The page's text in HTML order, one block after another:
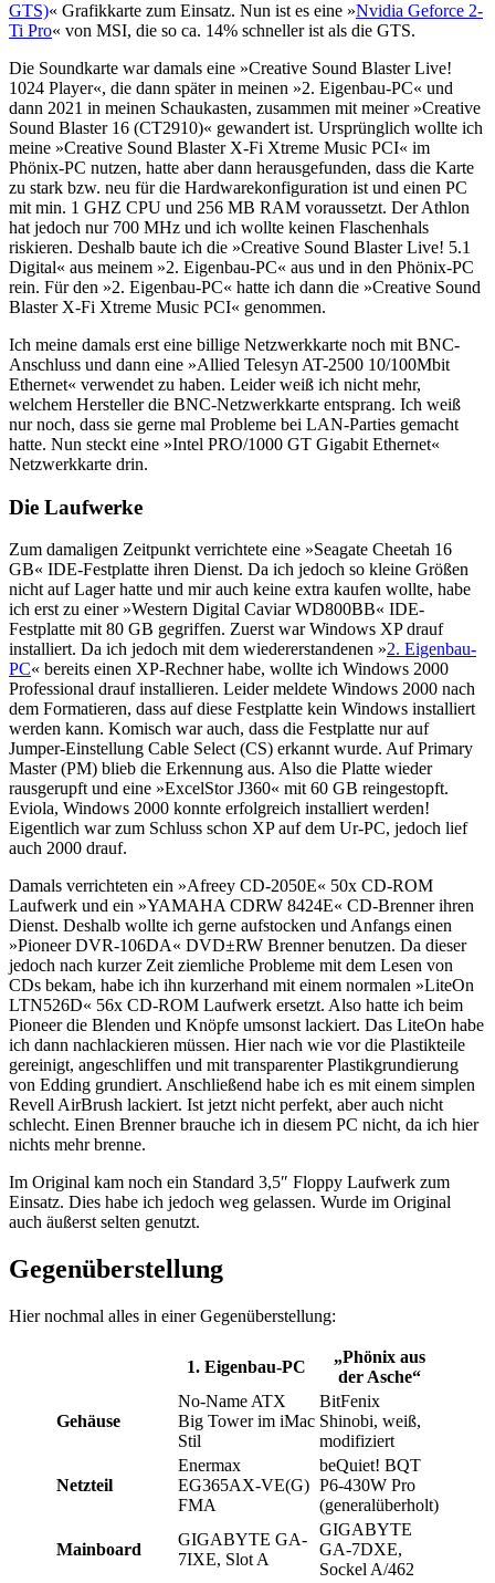
GTS)« Grafikkarte zum Einsatz. Nun ist es eine »Nvidia Geforce 2-
Ti Pro« von MSI, die so ca. 14% schneller ist als die GTS.
Die Soundkarte war damals eine »Creative Sound Blaster Live!
1024 Player«, die dann später in meinen »2. Eigenbau-PC« und
dann 2021 in meinen Schaukasten, zusammen mit meiner »Creative
Sound Blaster 16 (CT2910)« gewandert ist. Ursprünglich wollte ich
meine »Creative Sound Blaster X-Fi Xtreme Music PCI« im
Phönix-PC nutzen, hatte aber dann herausgefunden, dass die Karte
zu stark bzw. neu für die Hardwarekonfiguration ist und einen PC
mit min. 1 GHZ CPU und 256 MB RAM voraussetzt. Der Athlon
hat jedoch nur 700 MHz und ich wollte keinen Flaschenhals
riskieren. Deshalb baute ich die »Creative Sound Blaster Live! 5.1
Digital« aus meinem »2. Eigenbau-PC« aus und in den Phönix-PC
rein. Für den »2. Eigenbau-PC« hatte ich dann die »Creative Sound
Blaster X-Fi Xtreme Music PCI« genommen.
Ich meine damals erst eine billige Netzwerkkarte noch mit BNC-
Anschluss und dann eine »Allied Telesyn AT-2500 10/100Mbit
Ethernet« verwendet zu haben. Leider weiß ich nicht mehr,
welchem Hersteller die BNC-Netzwerkkarte entsprang. Ich weiß
nur noch, dass sie gerne mal Probleme bei LAN-Parties gemacht
hatte. Nun steckt eine »Intel PRO/1000 GT Gigabit Ethernet«
Netzwerkkarte drin.
Die Laufwerke
Zum damaligen Zeitpunkt verrichtete eine »Seagate Cheetah 16
GB« IDE-Festplatte ihren Dienst. Da ich jedoch so kleine Größen
nicht auf Lager hatte und mir auch keine extra kaufen wollte, habe
ich erst zu einer »Western Digital Caviar WD800BB« IDE-
Festplatte mit 80 GB gegriffen. Zuerst war Windows XP drauf
installiert. Da ich jedoch mit dem wiedererstandenen »2. Eigenbau-
PC« bereits einen XP-Rechner habe, wollte ich Windows 2000
Professional drauf installieren. Leider meldete Windows 2000 nach
dem Formatieren, dass auf diese Festplatte kein Windows installiert
werden kann. Komisch war auch, dass die Festplatte nur auf
Jumper-Einstellung Cable Select (CS) erkannt wurde. Auf Primary
Master (PM) blieb die Erkennung aus. Also die Platte wieder
rausgerupft und eine »ExcelStor J360« mit 60 GB reingestopft.
Eviola, Windows 2000 konnte erfolgreich installiert werden!
Eigentlich war zum Schluss schon XP auf dem Ur-PC, jedoch lief
auch 2000 drauf.
Damals verrichteten ein »Afreey CD-2050E« 50x CD-ROM
Laufwerk und ein »YAMAHA CDRW 8424E« CD-Brenner ihren
Dienst. Deshalb wollte ich gerne aufstocken und Anfangs einen
»Pioneer DVR-106DA« DVD±RW Brenner benutzen. Da dieser
jedoch nach kurzer Zeit ziemliche Probleme mit dem Lesen von
CDs bekam, habe ich ihn kurzerhand mit einem normalen »LiteOn
LTN526D« 56x CD-ROM Laufwerk ersetzt. Also hatte ich beim
Pioneer die Blenden und Knöpfe umsonst lackiert. Das LiteOn habe
ich dann nachlackieren müssen. Hier nach wie vor die Plastikteile
gereinigt, angeschliffen und mit transparenter Plastikgrundierung
von Edding grundiert. Anschließend habe ich es mit einem simplen
Revell AirBrush lackiert. Ist jetzt nicht perfekt, aber auch nicht
schlecht. Einen Brenner brauche ich in diesem PC nicht, da ich hier
nichts mehr brenne.
Im Original kam noch ein Standard 3,5″ Floppy Laufwerk zum
Einsatz. Dies habe ich jedoch weg gelassen. Wurde im Original
auch äußerst selten genutzt.
Gegenüberstellung
Hier nochmal alles in einer Gegenüberstellung:
1. Eigenbau-PC
„Phönix aus
der Asche“
Gehäuse
No-Name ATX
Big Tower im iMac
Stil
BitFenix
Shinobi, weiß,
modifiziert
Netzteil
Enermax
EG365AX-VE(G)
FMA
beQuiet! BQT
P6-430W Pro
(generalüberholt)
Mainboard
GIGABYTE GA-
7IXE, Slot A
GIGABYTE
GA-7DXE,
Sockel A/462